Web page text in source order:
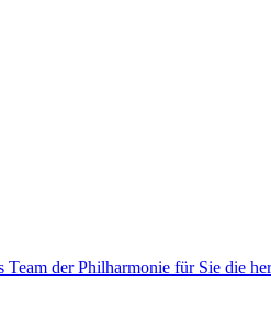
Team der Philharmonie für Sie die